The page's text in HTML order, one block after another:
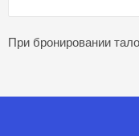
При бронировании